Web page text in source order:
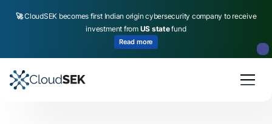
🚀CloudSEK becomes first Indian origin cybersecurity company to receive
investment from US statefund
Read more